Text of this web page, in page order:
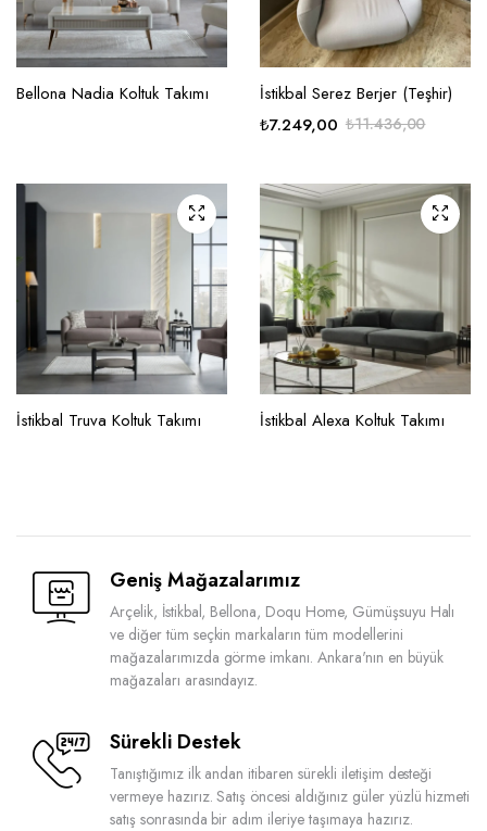
Bellona Nadia Koltuk Takımı İstikbal Serez Berjer (Teşhir)
₺11.436,00
₺11.436,00.
₺7.249,00
fiyat:
₺7.249,00.
İstikbal Truva Koltuk Takımı İstikbal Alexa Koltuk Takımı
Geniş Mağazalarımız
Arçelik, İstikbal, Bellona, Doqu Home, Gümüşsuyu Halı
ve diğer tüm seçkin markaların tüm modellerini
mağazalarımızda görme imkanı. Ankara'nın en büyük
mağazaları arasındayız.
Sürekli Destek
Tanıştığımız ilk andan itibaren sürekli iletişim desteği
vermeye hazırız. Satış öncesi aldığınız güler yüzlü hizmeti
satış sonrasında bir adım ileriye taşımaya hazırız.